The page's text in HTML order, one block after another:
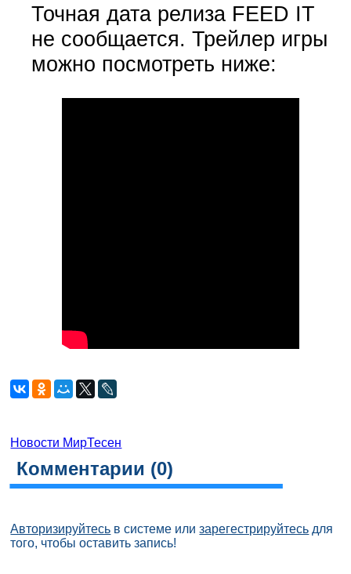
Точная дата релиза FEED IT
не сообщается. Трейлер игры
можно посмотреть ниже:
Новости МирТесен
Комментарии (0)
Авторизируйтесь в системе илизарегестрируйтесь для
того, чтобы оставить запись!